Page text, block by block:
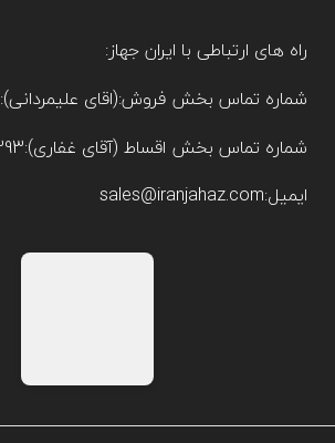
راه های ارتباطی با ایران جهاز:
شماره تماس بخش فروش:(اقای علیمردانی):09012031003
شماره تماس بخش اقساط (آقای غفاری):09330426293
ایمیل:sales@iranjahaz.com